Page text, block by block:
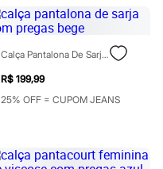
Calça Pantalona De Sarja Com Pregas Bege
R$ 199,99
25% OFF = CUPOM JEANS